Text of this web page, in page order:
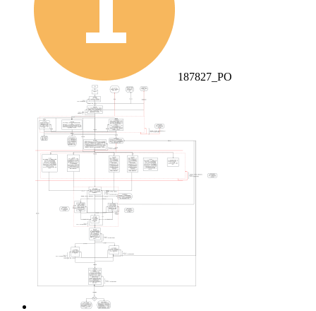
187827_PO